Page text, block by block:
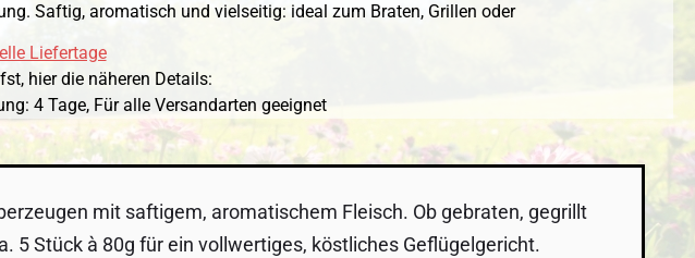
Saftig, aromatisch und vielseitig: ideal zum Braten, Grillen oder
Liefertage
hier die näheren Details:
4 Tage, Für alle Versandarten geeignet
mit saftigem, aromatischem Fleisch. Ob gebraten, gegrillt
5 Stück à 80g für ein vollwertiges, köstliches Geflügelgericht.